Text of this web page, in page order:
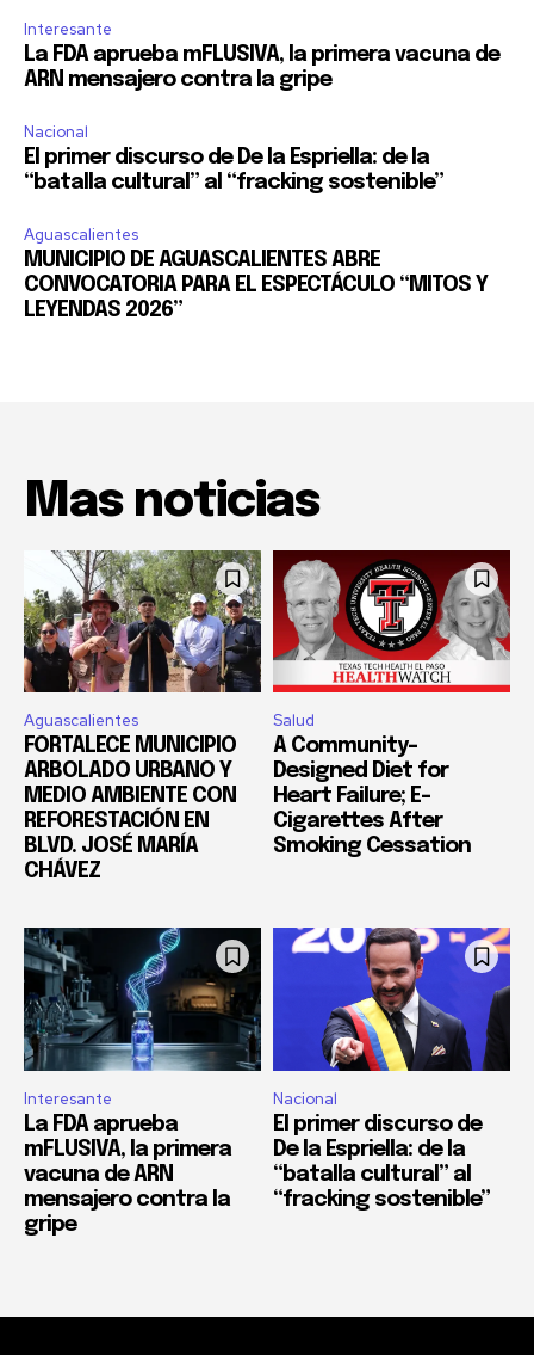
Interesante
La FDA aprueba mFLUSIVA, la primera vacuna de
ARN mensajero contra la gripe
Nacional
El primer discurso de De la Espriella: de la
“batalla cultural” al “fracking sostenible”
Aguascalientes
MUNICIPIO DE AGUASCALIENTES ABRE
CONVOCATORIA PARA EL ESPECTÁCULO “MITOS Y
LEYENDAS 2026”
Mas noticias
Aguascalientes
FORTALECE MUNICIPIO
ARBOLADO URBANO Y
MEDIO AMBIENTE CON
REFORESTACIÓN EN
BLVD. JOSÉ MARÍA
CHÁVEZ
Salud
A Community-
Designed Diet for
Heart Failure; E-
Cigarettes After
Smoking Cessation
Interesante
La FDA aprueba
mFLUSIVA, la primera
vacuna de ARN
mensajero contra la
gripe
Nacional
El primer discurso de
De la Espriella: de la
“batalla cultural” al
“fracking sostenible”